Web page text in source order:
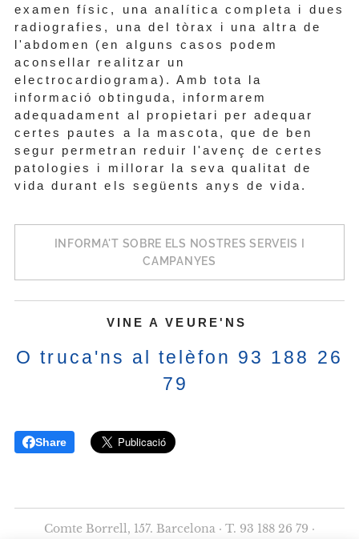
examen físic, una analítica completa i dues
radiografies, una del tòrax i una altra de
l'abdomen (en alguns casos podem
aconsellar realitzar un
electrocardiograma). Amb tota la
informació obtinguda, informarem
adequadament al propietari per adequar
certes pautes a la mascota, que de ben
segur permetran reduir l'avenç de certes
patologies i millorar la seva qualitat de
vida durant els següents anys de vida.
INFORMA'T SOBRE ELS NOSTRES SERVEIS I
CAMPANYES
VINE A VEURE'NS
O truca'ns al telèfon 93 188 26
79
Share
Comte Borrell, 157. Barcelona · T. 93 188 26 79 ·